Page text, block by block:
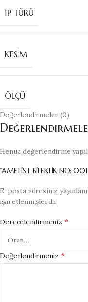
İP TÜRÜ
KESIM
ÖLÇÜ
Değerlendirmeler (0)
Henüz değerlendirme
“AMETİST BİLEKLİK NO:
E-posta adresiniz
işaretlenmişlerdir
Derecelendirmeniz *
Değerlendirmeniz *